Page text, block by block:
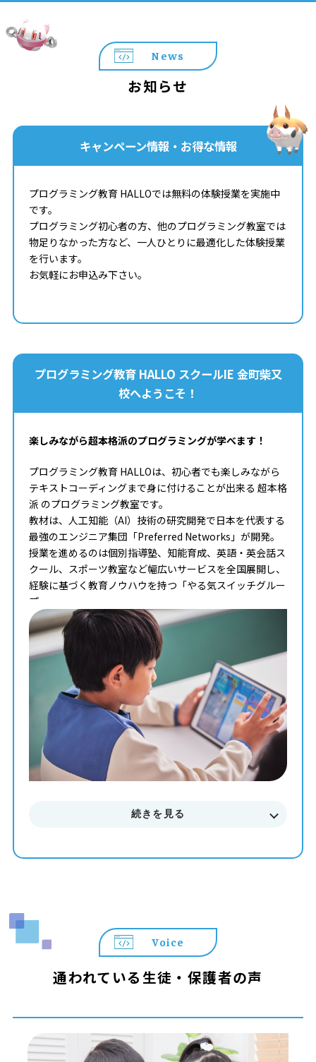
News
お知らせ
キャンペーン情報・お得な情報
プログラミング教育 HALLOでは無料の体験授業を実施中
です。
プログラミング初心者の方、他のプログラミング教室では
物足りなかった方など、一人ひとりに最適化した体験授業
を行います。
お気軽にお申込み下さい。
プログラミング教育 HALLO スクールIE 金町柴又
校へようこそ！
楽しみながら超本格派のプログラミングが学べます！
プログラミング教育 HALLOは、初心者でも楽しみながら
テキストコーディングまで身に付けることが出来る 超本格
派 のプログラミング教室です。
教材は、人工知能（AI）技術の研究開発で日本を代表する
最強のエンジニア集団「Preferred Networks」が開発。
授業を進めるのは個別指導塾、知能育成、英語・英会話ス
クール、スポーツ教室など幅広いサービスを全国展開し、
経験に基づく教育ノウハウを持つ「やる気スイッチグルー
プ」。
タイピングからコンピュータサイエンスまで学べる最高の
教材を使って、一人ひとりのペースや理解度に合わせた個
別最適化レッスンでプログラミングを学ぶことが出来ま
まずはお気軽に無料体験授業にご参加下さい。
料金やカリキュラムなどに関してもご説明致します。
続きを見る
Voice
通われている生徒・保護者の声